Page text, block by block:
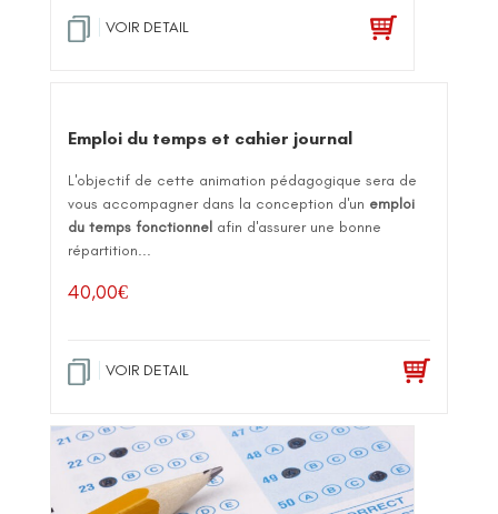
VOIR DETAIL
Emploi du temps et cahier journal
L'objectif de cette animation pédagogique sera de
vous accompagner dans la conception d'un emploi
du temps fonctionnel afin d'assurer une bonne
répartition...
40,00€
VOIR DETAIL